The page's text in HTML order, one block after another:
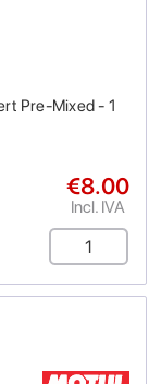
Pre-Mixed - 1
€8.00
Incl. IVA